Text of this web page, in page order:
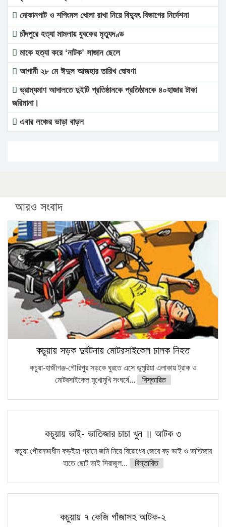
দোকানপাট ও শপিংমল খোলা রাখা নিয়ে বিদ্যুৎ বিভাগের নির্দেশনা
চাঁদপুরে হত্যা মামলায় যুবকের মৃত্যুদণ্ড
মাকে হত্যা করে ‘নাটক’ সাজান ছেলে
আগামী ২৮ মে ঈদুল আজহার তারিখ ঘোষণা
ভ্রাম্যমাণ আদালতে দুইটি প্রতিষ্ঠানকে প্রতিষ্ঠানকে ৪০হাজার টাকা
জরিমানা।
এবার লঞ্চের ভাড়া বাড়ল
সারা দেশে বজ্রাঘাতে ১৪ জনের প্রাণহানি
কঠোর হচ্ছে এসএসসি ও এইচএসসি পরীক্ষা
ফরিদগঞ্জে আগুনে পুড়লো ৬ ব্যবসা প্রতিষ্ঠান
আরও সংবাদ
কচুয়ায় সড়ক দুর্ঘটনায় মোটরসাইকেল চালক নিহত
কচুয়া-হাজীগঞ্জ-গৌরিপুর সড়কে ঘুরতে এসে ডুমুরিয়া এলাকায় ট্রাক ও
মোটরসাইকেল মুখোমুখি সংঘর্ষে...
বিস্তারিত
কচুয়ায় ভাই- ভাতিজার চাচা খুন ॥ আটক ৩
কচুয়া পৌরসভাধীন কড়ইয়া গ্রামে জমি নিয়ে বিরোধের জেরে বড় ভাই ও ভাতিজার
হাতে ছোট ভাই সিরাজুল...
বিস্তারিত
কচুয়ায় ৭ কেজি গাঁজাসহ আটক-২